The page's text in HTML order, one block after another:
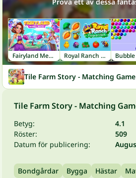
Fairyland Merge & Magic Royal Ranch Merge & Collect
Tile Farm Story - Matching Game
Tile Farm Story - Matching
Betyg:
4.1
Röster:
509
Datum för publicering:
Bondgårdar Bygga Hästar